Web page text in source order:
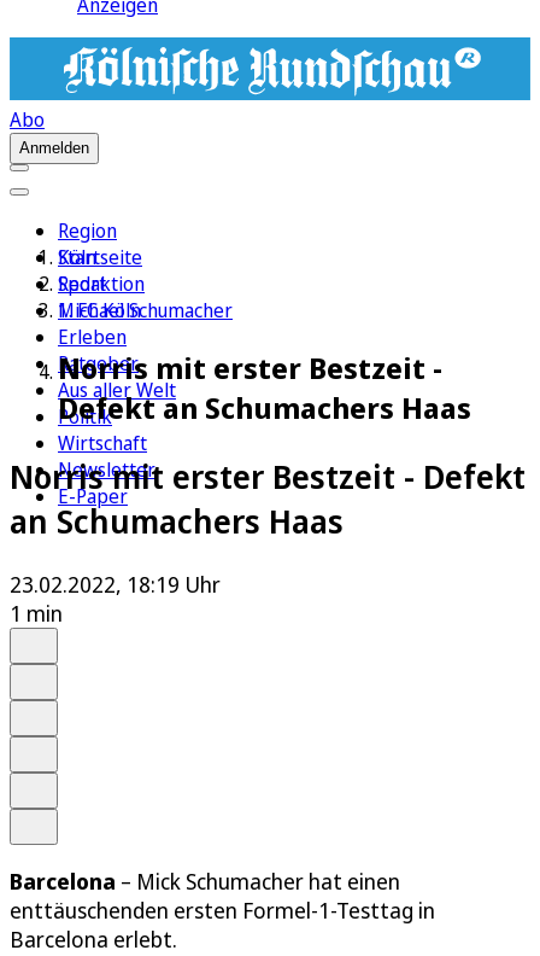
Abo
Anmelden
Region
Köln
Sport
1. FC Köln
Erleben
Ratgeber
Aus aller Welt
Politik
Wirtschaft
Newsletter
E-Paper
Startseite
Redaktion
Michael Schumacher
Norris mit erster Bestzeit -
Defekt an Schumachers Haas
Norris mit erster Bestzeit - Defekt
an Schumachers Haas
23.02.2022, 18:19 Uhr
1 min
Barcelona – Mick Schumacher hat einen
enttäuschenden ersten Formel-1-Testtag in
Barcelona erlebt.